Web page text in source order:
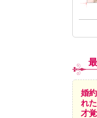
婚
れ
才